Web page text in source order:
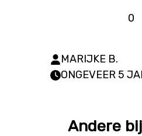
0
MARIJKE B.
ONGEVEER 5
Andere